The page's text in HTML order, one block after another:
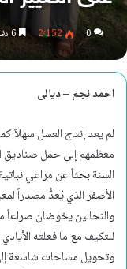
0 2٬152
احمد نجم – ديالى
لم يعد إنتاج العسل سهلاً
معظمهم إلى حمل صناديق
السنة بحثاً عن مراعي
الأصفر الذي يُعدُّ مصدراً
والنحالين يخوضان صراعاً
للتكيف مع ما فعلته
وتحويل مساحات شاسعة